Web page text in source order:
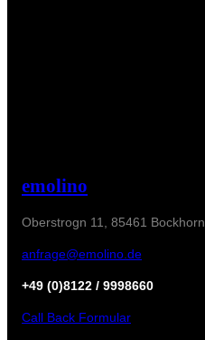
emolino
Oberstrogn 11, 85461 Bockhorn
anfrage@emolino.de
+49 (0)8122 / 9998660
Call Back Formular